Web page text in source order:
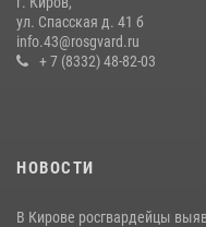
подозреваемых в хулиганстве
19 июля 2026, 07:00
ул. Спасская д. 41 б
info.43@rosgvard.ru
+ 7 (8332) 48-82-03
НОВОСТИ
В Кирове росгвардейцы